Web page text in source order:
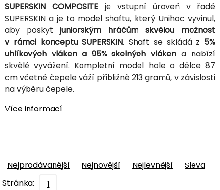
SUPERSKIN COMPOSITE je vstupní úroveň v řadě
SUPERSKIN a je to model shaftu, který Unihoc vyvinul,
aby poskyt juniorským hráčům skvělou možnost
v rámci konceptu SUPERSKIN. Shaft se skládá z 5%
uhlíkových vláken a 95% skelných vláken a nabízí
skvělé vyvážení. Kompletní model hole o délce 87
cm včetně čepele váží přibližně 213 gramů, v závislosti
na výběru čepele.
Více informací
Nejprodávanější Nejnovější Nejlevnější
Sleva
Stránka:
1